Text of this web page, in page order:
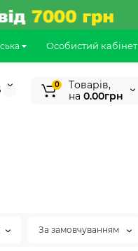
Особистий кабінет
0
Tоварів,
на 0.00грн
За замовчуванням